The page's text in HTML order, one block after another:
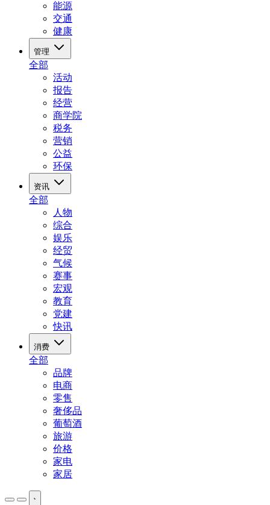
能源
交通
健康
管理
全部
活动
报告
经营
商学院
税务
营销
公益
环保
资讯
全部
人物
综合
娱乐
经贸
气候
赛事
宏观
教育
党建
快讯
消费
全部
品牌
电商
零售
奢侈品
葡萄酒
旅游
价格
家电
家居